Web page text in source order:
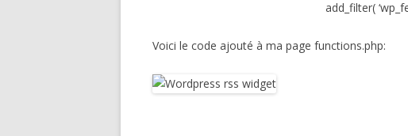
add_filter(
Voici le code ajouté à ma page functions.php: